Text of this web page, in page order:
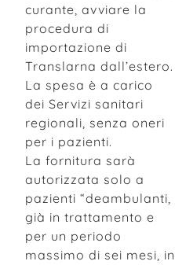
curante, avviare la
procedura di
importazione di
Translarna dall’estero.
La spesa è a carico
dei Servizi sanitari
regionali, senza oneri
per i pazienti.
La fornitura sarà
autorizzata solo a
pazienti “deambulanti,
già in trattamento e
per un periodo
massimo di sei mesi, in